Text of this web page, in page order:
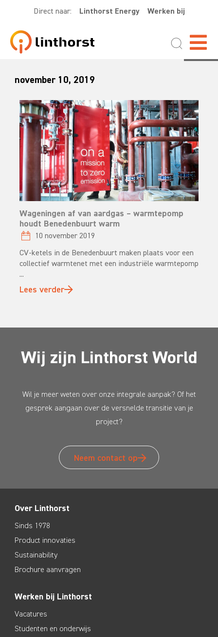
Direct naar: Linthorst Energy Werken bij
november 10, 2019
Wageningen af van aardgas – warmtepomp
houdt Benedenbuurt warm
10 november 2019
CV-ketels in de Benedenbuurt maken plaats voor een
collectief warmtenet met een industriële warmtepomp
...
Lees verder
Wij zijn Linthorst World
Wil je meer weten over onze integrale aanpak? Of het
gesprek aangaan over de versnelde transitie van je
project?
Neem contact op
Over Linthorst
Sinds 1978
Product innovaties
Sustainability
Brochure aanvragen
Werken bij Linthorst
Vacatures
Studenten en onderwijs